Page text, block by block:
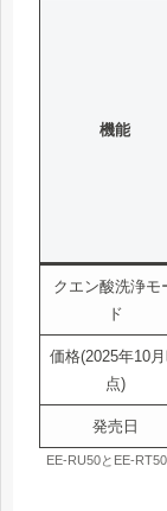
機能
クエン酸洗浄モ
ド
価格(2025年10
点)
発売日
EE-RU50とEE-